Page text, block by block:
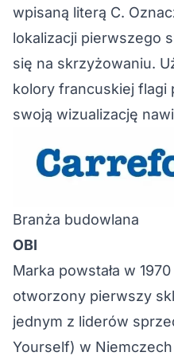
wpisaną literą C.
lokalizacji pierwszego
się na skrzyżowaniu.
kolory francuskiej flagi
swoją wizualizację
Branża budowlana
OBI
Marka powstała w
otworzony pierwszy
jednym z liderów
Yourself) w